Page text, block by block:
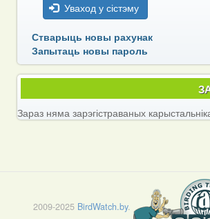
Уваход у сістэму
Стварыць новы рахунак
Запытаць новы пароль
Зараз няма зарэгістраваных
2009-2025 BirdWatch.by.